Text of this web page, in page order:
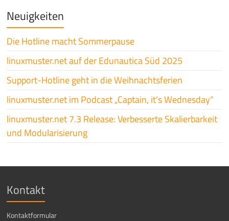
Neuigkeiten
Die Hotline macht Sommerpause
linuxmuster.net auf der Edunautica Süd 2025
Support-Hotline geht in die Weihnachtsferien
linuxmuster.net im Podcast „Captain, it’s Wednesday“
linuxmuster.net 7.3 Release: Verbesserte Skalierbarkeit
und Modularisierung
Kontakt
Kontaktformular